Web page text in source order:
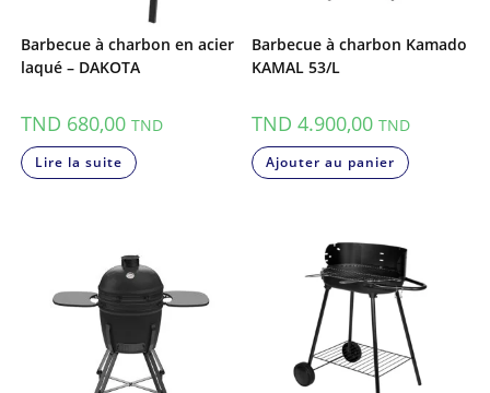
Barbecue à charbon en acier
laqué – DAKOTA
TND 680,00 TND
Lire la suite
Barbecue à charbon Kamado
KAMAL 53/L
TND 4.900,00 TND
Ajouter au panier